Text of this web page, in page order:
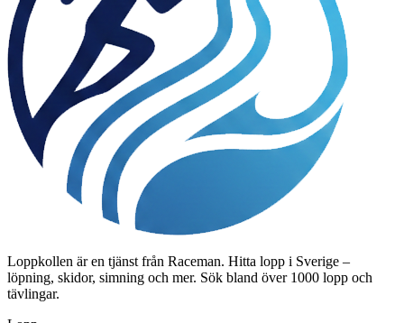
Loppkollen är en tjänst från Raceman. Hitta lopp i Sverige –
löpning, skidor, simning och mer. Sök bland över 1000 lopp och
tävlingar.